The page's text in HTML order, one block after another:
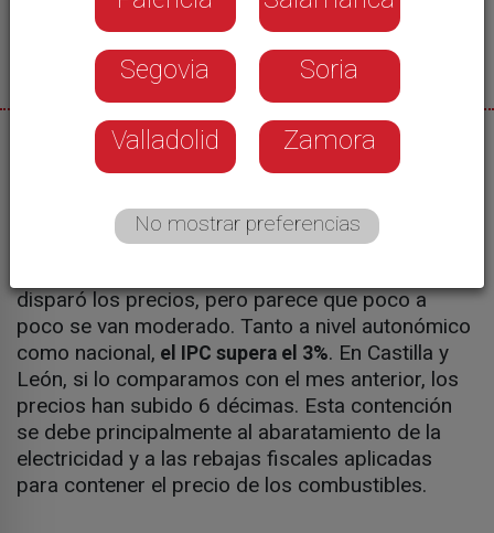
14/05/2026
disparó los precios, pero parece que poco a
poco se van moderado. Tanto a nivel autonómico
como nacional, el IPC supera el 3%. En Castilla y
León, si lo comparamos con el mes anterior, los
precios han subido 6 décimas. Esta contención
se debe principalmente al abaratamiento de la
electricidad y a las rebajas fiscales aplicadas
para contener el precio de los combustibles.
Segovia Soria
Valladolid Zamora
No mostrar preferencias